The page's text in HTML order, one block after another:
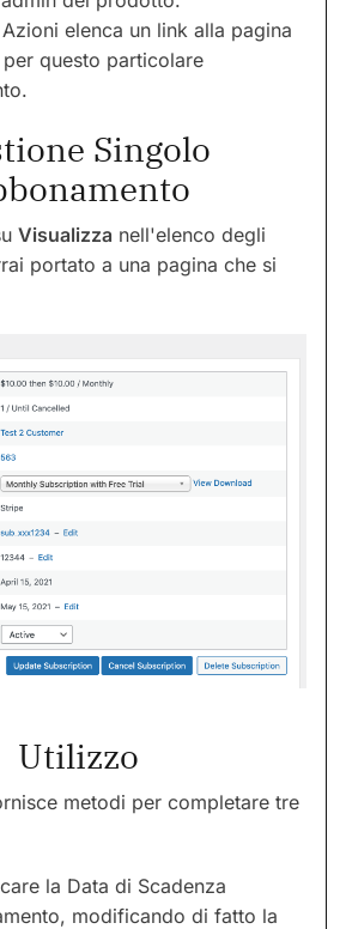
elenca un link alla pagina
questo particolare
Singolo
Visualizza nell'elenco degli
portato a una pagina che si
Utilizzo
metodi per completare tre
la Data di Scadenza
modificando di fatto la